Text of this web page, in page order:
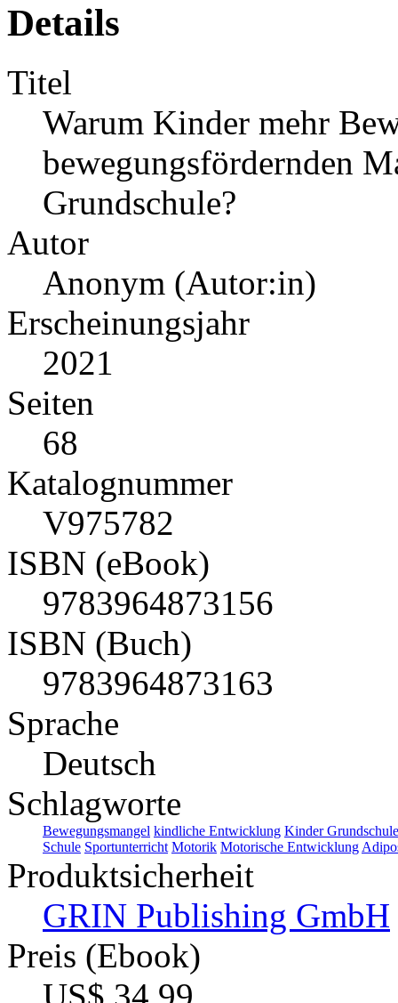
Details
Titel
Warum Kinder mehr
bewegungsfördernden
Grundschule?
Autor
Anonym (Autor:in)
Erscheinungsjahr
2021
Seiten
68
Katalognummer
V975782
ISBN (eBook)
9783964873156
ISBN (Buch)
9783964873163
Sprache
Deutsch
Schlagworte
Bewegungsmangel kindliche Entwicklung Kinder Grundschule
Schule Sportunterricht Motorik Motorische Entwicklung
Produktsicherheit
GRIN Publishing GmbH
Preis (Ebook)
US$ 34,99